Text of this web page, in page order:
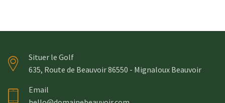
Situer le Golf
635, Route de Beauvoir 86550 - Mignaloux Beauvoir
Email